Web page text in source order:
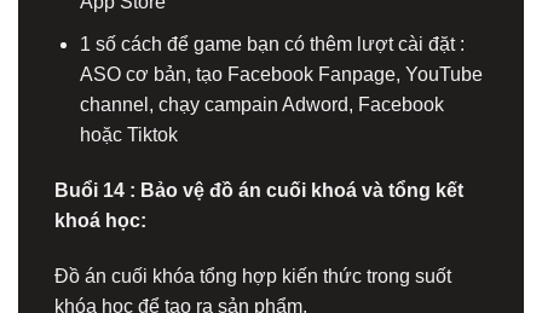
1 số cách để game bạn có thêm lượt cài đặt :
ASO cơ bản, tạo Facebook Fanpage, YouTube
channel, chạy campain Adword, Facebook
hoặc Tiktok
Buổi 14 : Bảo vệ đồ án cuối khoá và tổng kết
khoá học:
Đồ án cuối khóa tổng hợp kiến thức trong suốt
khóa học để tạo ra sản phẩm.